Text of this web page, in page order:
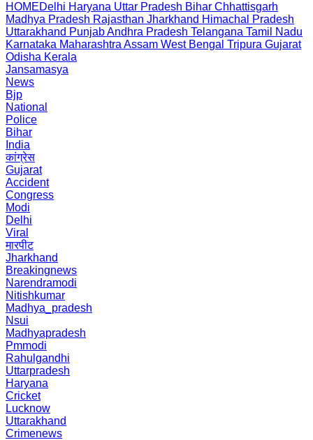
HOMEDelhi Haryana Uttar Pradesh Bihar Chhattisgarh
Madhya Pradesh Rajasthan Jharkhand Himachal Pradesh
Uttarakhand PunjabAndhra Pradesh Telangana Tamil Nadu
Karnataka Maharashtra Assam West Bengal Tripura Gujarat
Odisha Kerala
Jansamasya
News
Bjp
National
Police
Bihar
India
कांग्रेस
Gujarat
Accident
Congress
Modi
Delhi
Viral
मारपीट
Jharkhand
Breakingnews
Narendramodi
Nitishkumar
Madhya_pradesh
Nsui
Madhyapradesh
Pmmodi
Rahulgandhi
Uttarpradesh
Haryana
Cricket
Lucknow
Uttarakhand
Crimenews